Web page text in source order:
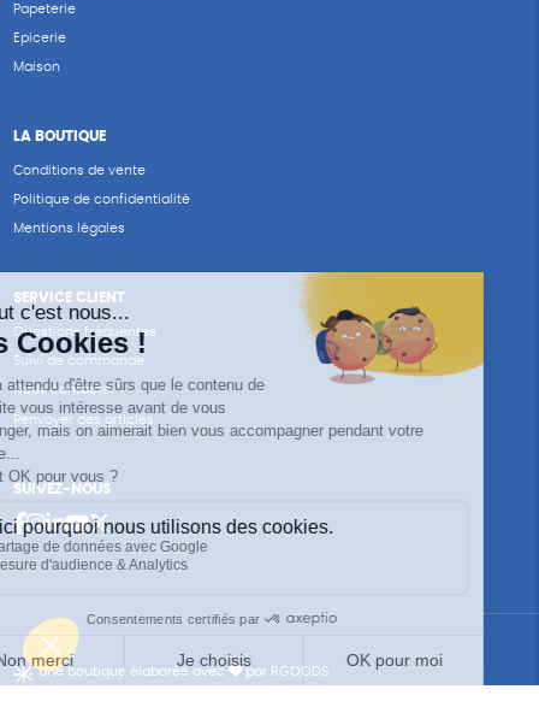
Papeterie
Epicerie
Maison
LA BOUTIQUE
Conditions de vente
Politique de confidentialité
Mentions légales
SERVICE CLIENT
Questions fréquentes
Suivi de commande
Nous contacter
Renvoyer des articles
SUIVEZ-NOUS
Une boutique élaborée avec par RGOODS